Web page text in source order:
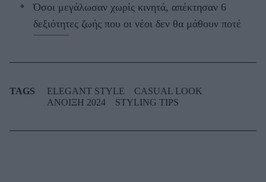
Όσοι μεγάλωσαν χωρίς κινητά, απέκτησαν 6
δεξιότητες ζωής που οι νέοι δεν θα μάθουν ποτέ
TAGS ELEGANT STYLE
CASUAL LOOK
ΑΝΟΙΞΗ 2024
STYLING TIPS